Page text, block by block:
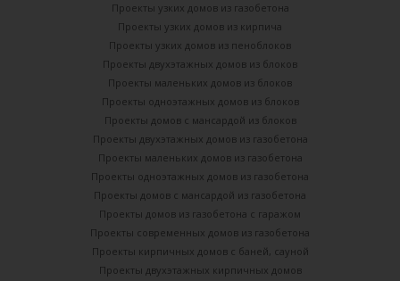
Проекты узких домов из газобетона
Проекты узких домов из кирпича
Проекты узких домов из пеноблоков
Проекты двухэтажных домов из блоков
Проекты маленьких домов из блоков
Проекты одноэтажных домов из блоков
Проекты домов с мансардой из блоков
Проекты двухэтажных домов из газобетона
Проекты маленьких домов из газобетона
Проекты одноэтажных домов из газобетона
Проекты домов с мансардой из газобетона
Проекты домов из газобетона с гаражом
Проекты современных домов из газобетона
Проекты кирпичных домов с баней, сауной
Проекты двухэтажных кирпичных домов